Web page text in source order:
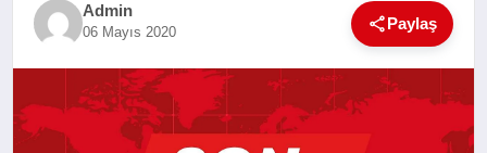
YAŞAM
Admin
06 Mayıs 2020 Paylaş